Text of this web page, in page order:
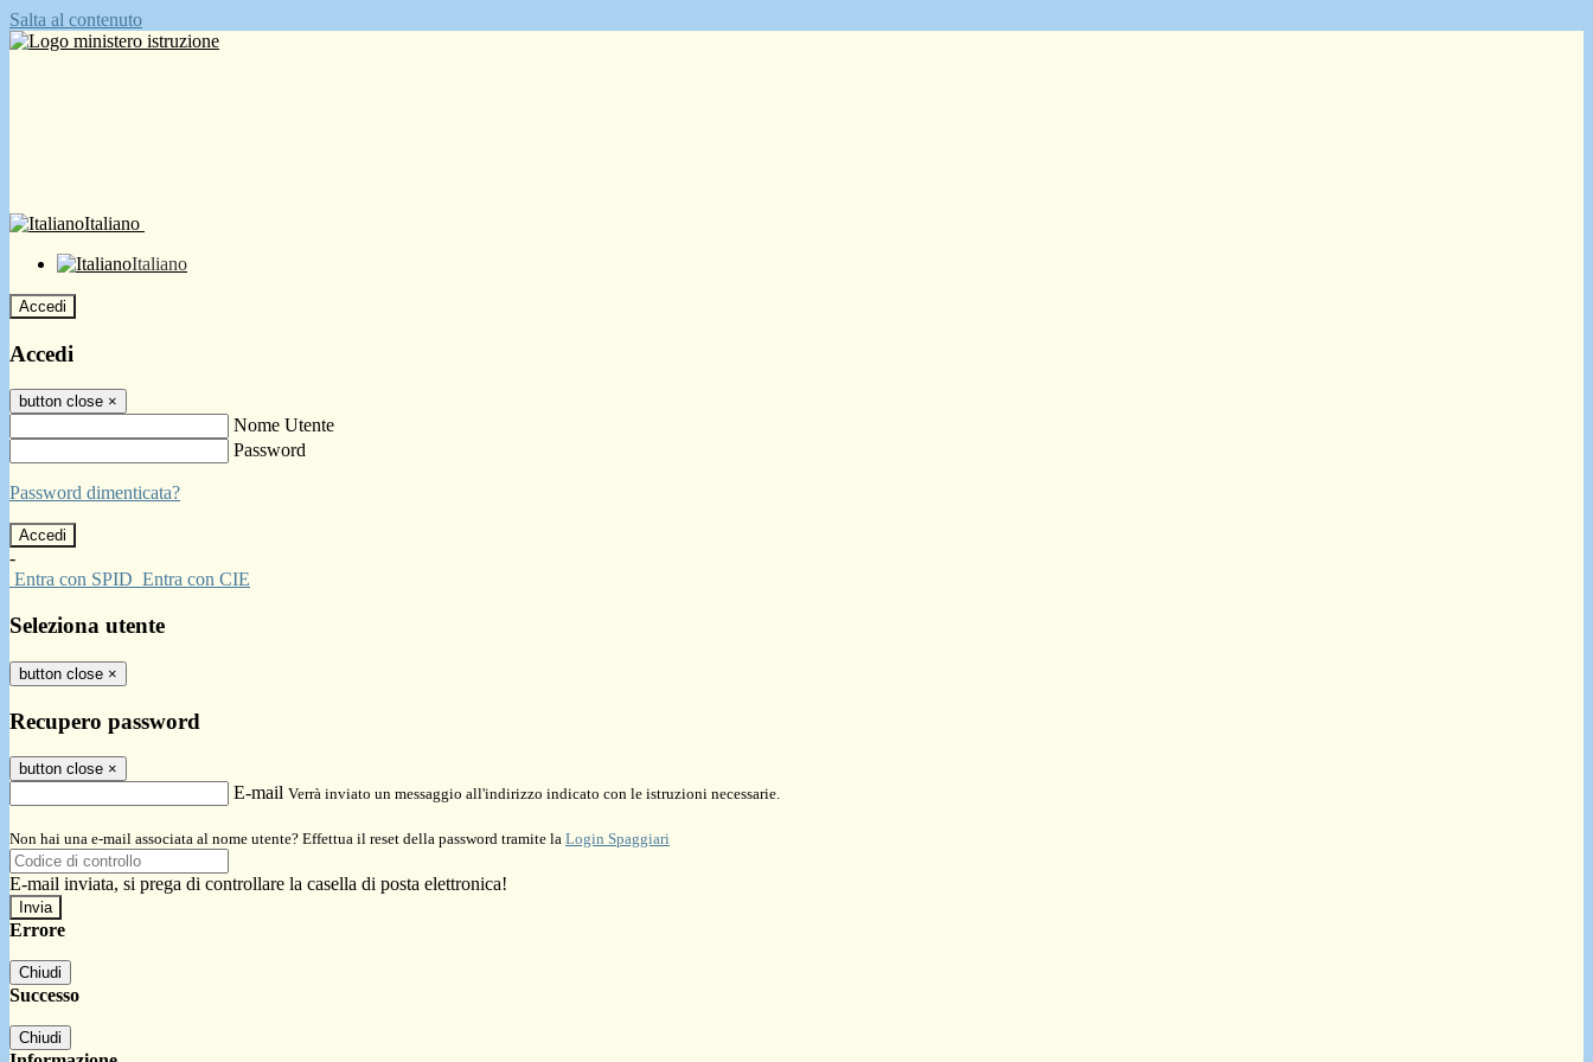
Salta al contenuto
Italiano
Italiano
Accedi
Accedi
button close ×
Nome Utente
Password
Password dimenticata?
-
Entra con SPID Entra con CIE
Seleziona utente
button close ×
Recupero password
button close ×
E-mail Verrà inviato un messaggio all'indirizzo indicato con le istruzioni necessarie.
Non hai una e-mail associata al nome utente? Effettua il reset della password tramite la Login Spaggiari
E-mail inviata, si prega di controllare la casella di posta elettronica!
Errore
Chiudi
Successo
Chiudi